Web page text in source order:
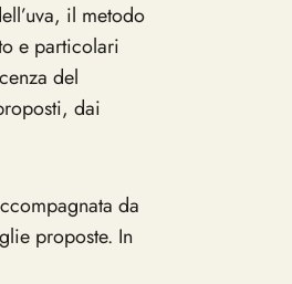
il metodo
e particolari
del
dai
da
proposte. In